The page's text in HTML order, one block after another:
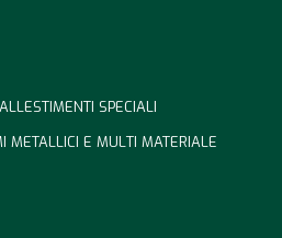
SPECIALI
METALLICI E MULTI MATERIALE